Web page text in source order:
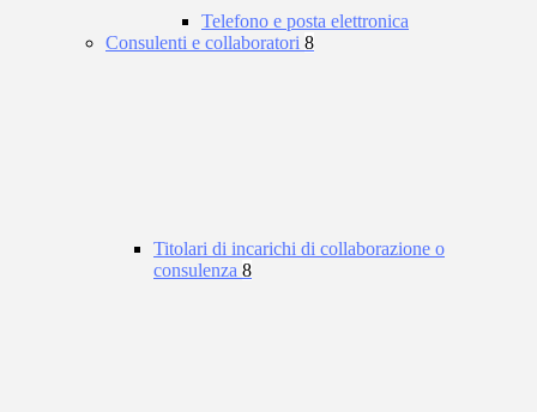
Telefono e posta elettronica
Consulenti e collaboratori 8
Titolari di incarichi di collaborazione o
consulenza 8